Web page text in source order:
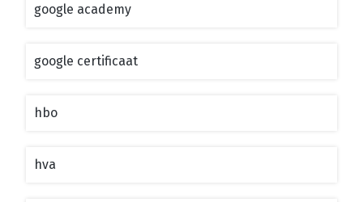
google academy
google certificaat
hbo
hva